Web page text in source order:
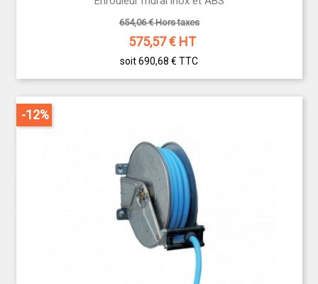
654,06 € Hors taxes
575,57€ HT
soit 690,68 € TTC
-12%